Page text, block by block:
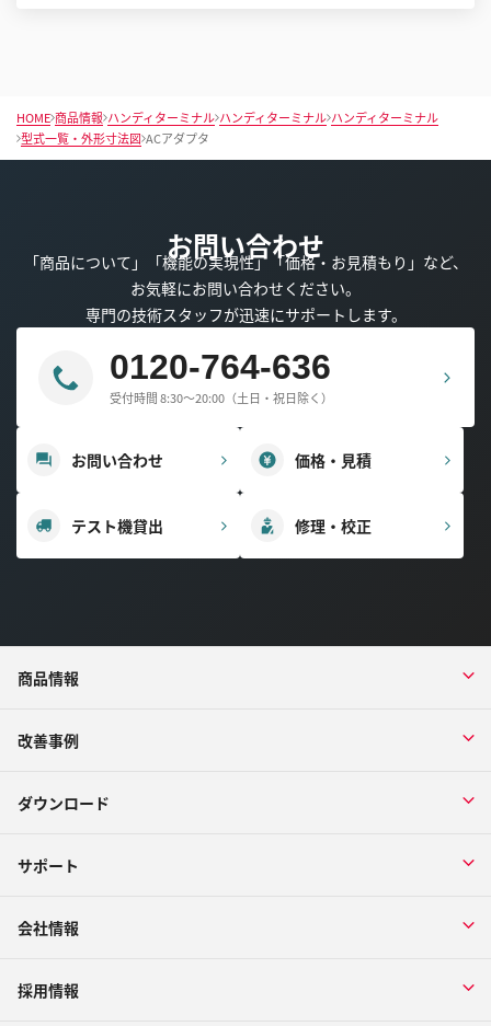
HOME 商品情報 ハンディターミナル ハンディターミナル ハンディターミナル
型式一覧・外形寸法図 ACアダプタ
お問い合わせ
「商品について」「機能の実現性」「価格・お見積もり」など、
お気軽にお問い合わせください。
専門の技術スタッフが迅速にサポートします。
0120-764-636
受付時間 8:30～20:00（土日・祝日除く）
お問い合わせ 価格・見積
テスト機貸出 修理・校正
商品情報
改善事例
ダウンロード
サポート
会社情報
採用情報